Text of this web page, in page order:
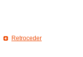
Retroceder